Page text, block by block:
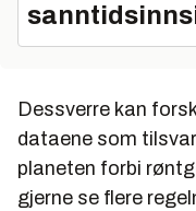
Dessverre kan
dataene som
planeten forbi
gjerne se flere